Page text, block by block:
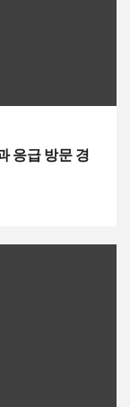
응급 방문 경